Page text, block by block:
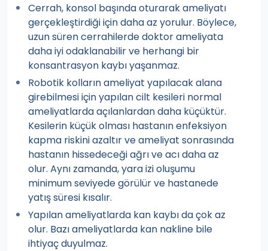
Cerrah, konsol başında oturarak ameliyatı
gerçekleştirdiği için daha az yorulur. Böylece,
uzun süren cerrahilerde doktor ameliyata
daha iyi odaklanabilir ve herhangi bir
konsantrasyon kaybı yaşanmaz.
Robotik kolların ameliyat yapılacak alana
girebilmesi için yapılan cilt kesileri normal
ameliyatlarda açılanlardan daha küçüktür.
Kesilerin küçük olması hastanın enfeksiyon
kapma riskini azaltır ve ameliyat sonrasında
hastanın hissedeceği ağrı ve acı daha az
olur. Aynı zamanda, yara izi oluşumu
minimum seviyede görülür ve hastanede
yatış süresi kısalır.
Yapılan ameliyatlarda kan kaybı da çok az
olur. Bazı ameliyatlarda kan nakline bile
ihtiyaç duyulmaz.